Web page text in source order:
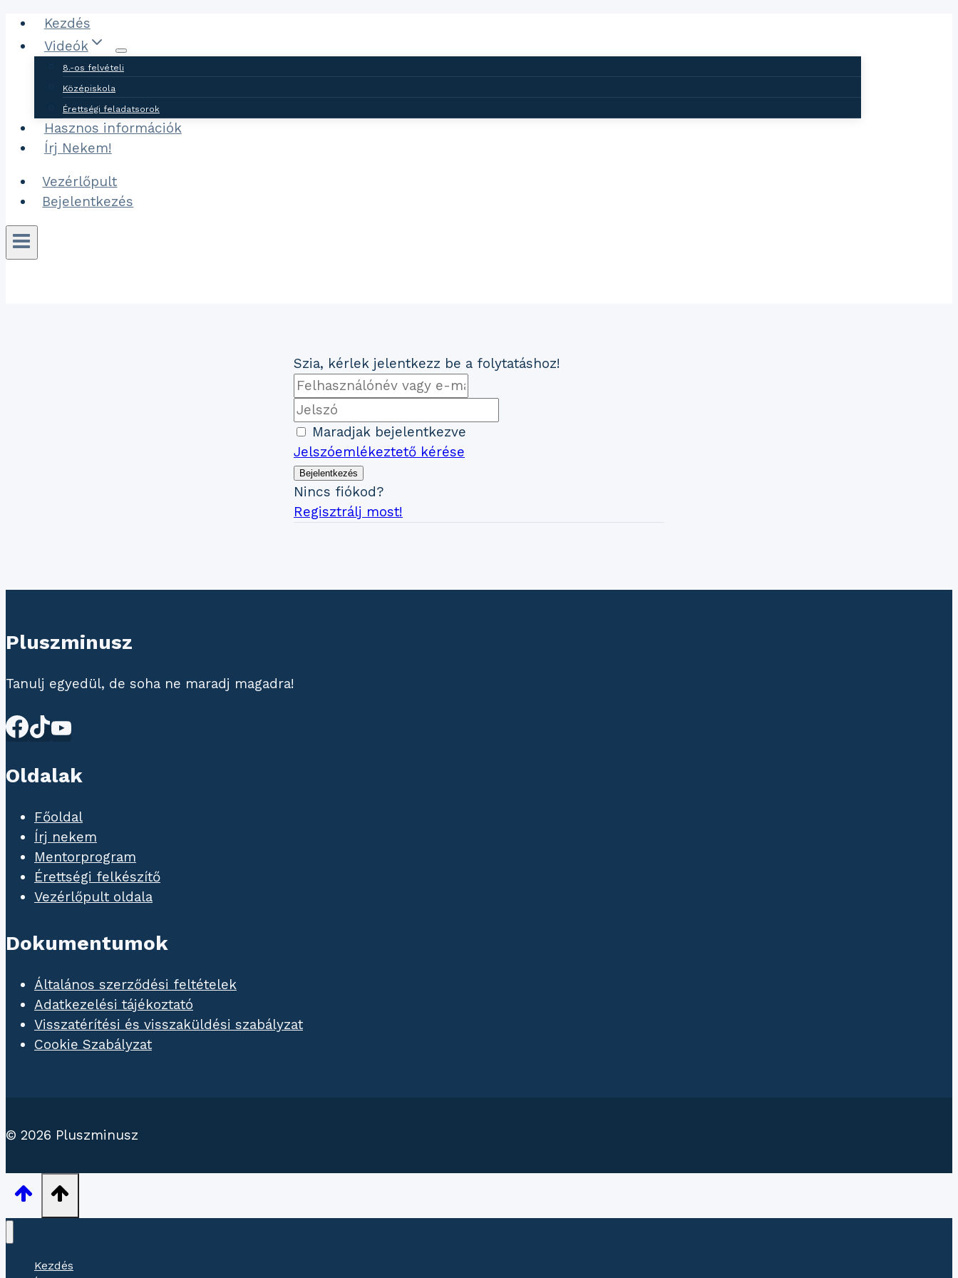
Ugrás
tartalomhoz
Kezdés
Videók
8.-os felvételi
Középiskola
Érettségi feladatsorok
Hasznos információk
Írj Nekem!
Vezérlőpult
Bejelentkezés
Szia, kérlek jelentkezz be a folytatáshoz!
Maradjak bejelentkezve
Jelszóemlékeztető kérése
Bejelentkezés
Nincs fiókod?
Regisztrálj most!
Pluszminusz
Tanulj egyedül, de soha ne maradj magadra!
Oldalak
Főoldal
Írj nekem
Mentorprogram
Érettségi felkészítő
Vezérlőpult oldala
Dokumentumok
Általános szerződési feltételek
Adatkezelési tájékoztató
Visszatérítési és visszaküldési szabályzat
Cookie Szabályzat
© 2026 Pluszminusz
Kezdés